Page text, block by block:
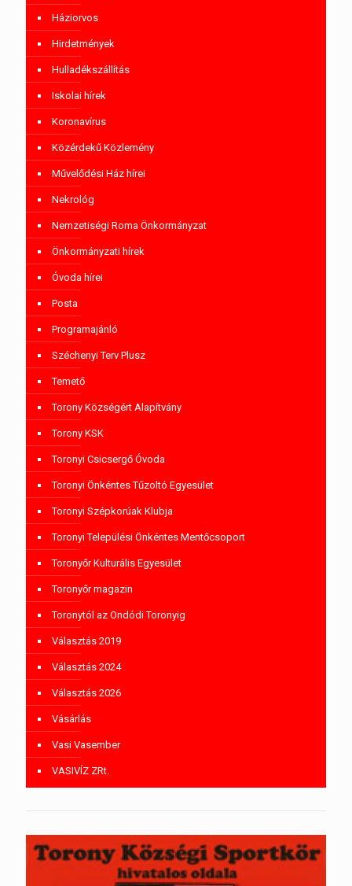
Háziorvos
Hirdetmények
Hulladékszállítás
Iskolai hírek
Koronavírus
Közérdekű Közlemény
Művelődési Ház hírei
Nekrológ
Nemzetiségi Roma Önkormányzat
Önkormányzati hírek
Óvoda hírei
Posta
Programajánló
Széchenyi Terv Plusz
Temető
Torony Községért Alapítvány
Torony KSK
Toronyi Csicsergő Óvoda
Toronyi Önkéntes Tűzoltó Egyesület
Toronyi Szépkorúak Klubja
Toronyi Települési Önkéntes Mentőcsoport
Toronyőr Kulturális Egyesület
Toronyőr magazin
Toronytól az Ondódi Toronyig
Választás 2019
Választás 2024
Választás 2026
Vásárlás
Vasi Vasember
VASIVÍZ ZRt.